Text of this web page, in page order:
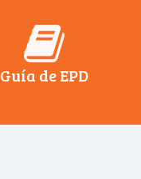
Guía de EPD